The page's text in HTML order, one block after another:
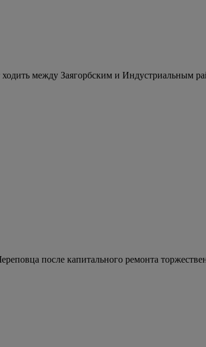
между Заягорбским и Индустриальным
после капитального ремонта